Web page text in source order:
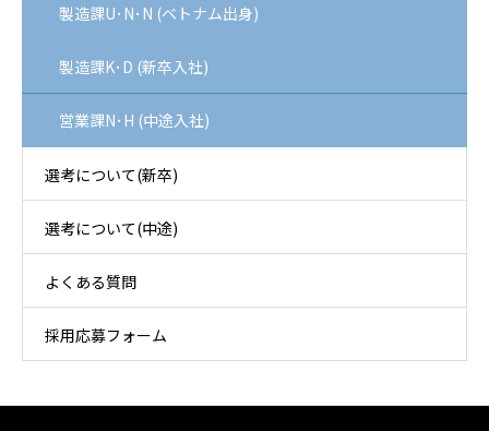
製造課U･N･N (ベトナム出身)
製造課K･D (新卒入社)
営業課N･H (中途入社)
選考について(新卒)
選考について(中途)
よくある質問
採用応募フォーム